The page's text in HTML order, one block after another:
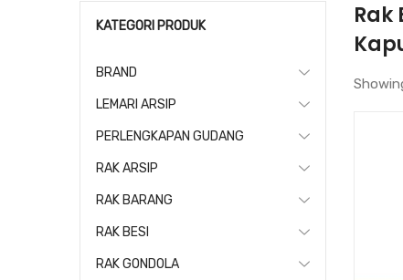
Rak
KATEGORI PRODUK
BRAND
LEMARI ARSIP
PERLENGKAPAN GUDANG
RAK ARSIP
RAK BARANG
RAK BESI
RAK GONDOLA